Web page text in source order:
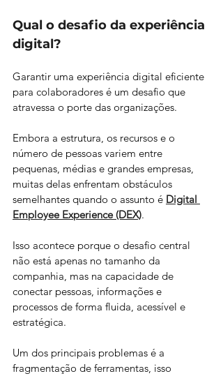
Qual o desafio da experiência
digital?
Garantir uma experiência digital eficiente
para colaboradores é um desafio que
atravessa o porte das organizações.
Embora a estrutura, os recursos e o
número de pessoas variem entre
pequenas, médias e grandes empresas,
muitas delas enfrentam obstáculos
semelhantes quando o assunto é Digital
Employee Experience (DEX).
Isso acontece porque o desafio central
não está apenas no tamanho da
companhia, mas na capacidade de
conectar pessoas, informações e
processos de forma fluida, acessível e
estratégica.
Um dos principais problemas é a
fragmentação de ferramentas, isso